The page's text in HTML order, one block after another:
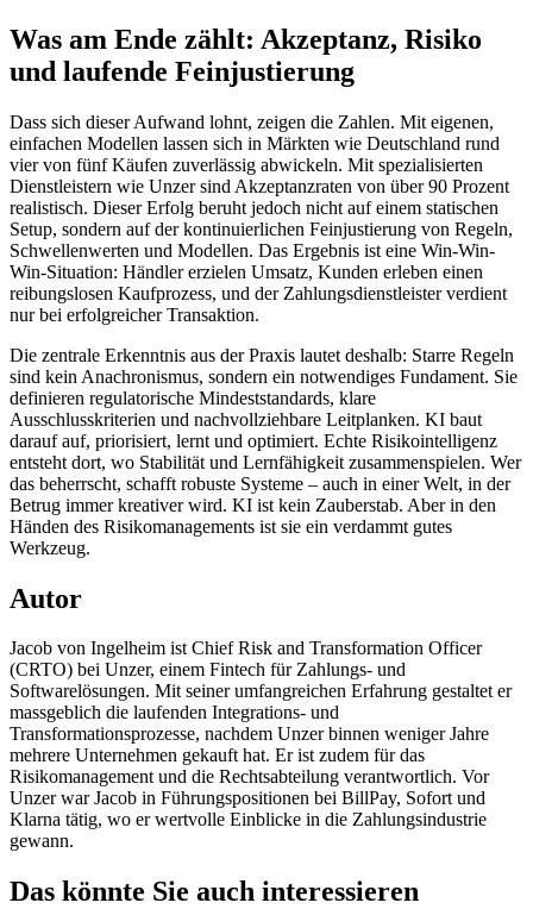
Was am Ende zählt: Akzeptanz, Risiko
und laufende Feinjustierung
Dass sich dieser Aufwand lohnt, zeigen die Zahlen. Mit eigenen,
einfachen Modellen lassen sich in Märkten wie Deutschland rund
vier von fünf Käufen zuverlässig abwickeln. Mit spezialisierten
Dienstleistern wie Unzer sind Akzeptanzraten von über 90 Prozent
realistisch. Dieser Erfolg beruht jedoch nicht auf einem statischen
Setup, sondern auf der kontinuierlichen Feinjustierung von Regeln,
Schwellenwerten und Modellen. Das Ergebnis ist eine Win-Win-
Win-Situation: Händler erzielen Umsatz, Kunden erleben einen
reibungslosen Kaufprozess, und der Zahlungsdienstleister verdient
nur bei erfolgreicher Transaktion.
Die zentrale Erkenntnis aus der Praxis lautet deshalb: Starre Regeln
sind kein Anachronismus, sondern ein notwendiges Fundament. Sie
definieren regulatorische Mindeststandards, klare
Ausschlusskriterien und nachvollziehbare Leitplanken. KI baut
darauf auf, priorisiert, lernt und optimiert. Echte Risikointelligenz
entsteht dort, wo Stabilität und Lernfähigkeit zusammenspielen. Wer
das beherrscht, schafft robuste Systeme – auch in einer Welt, in der
Betrug immer kreativer wird. KI ist kein Zauberstab. Aber in den
Händen des Risikomanagements ist sie ein verdammt gutes
Werkzeug.
Autor
Jacob von Ingelheim ist Chief Risk and Transformation Officer
(CRTO) bei Unzer, einem Fintech für Zahlungs- und
Softwarelösungen. Mit seiner umfangreichen Erfahrung gestaltet er
massgeblich die laufenden Integrations- und
Transformationsprozesse, nachdem Unzer binnen weniger Jahre
mehrere Unternehmen gekauft hat. Er ist zudem für das
Risikomanagement und die Rechtsabteilung verantwortlich. Vor
Unzer war Jacob in Führungspositionen bei BillPay, Sofort und
Klarna tätig, wo er wertvolle Einblicke in die Zahlungsindustrie
gewann.
Das könnte Sie auch interessieren